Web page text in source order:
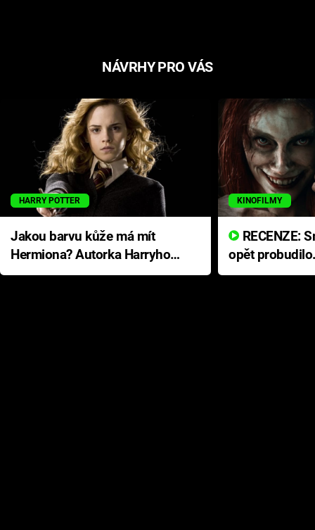
NÁVRHY PRO VÁS
HARRY POTTER
Jakou barvu kůže má mít
Hermiona? Autorka Harryho
Pottera přišla s ráznou
KINOFILMY
opět
přichází s